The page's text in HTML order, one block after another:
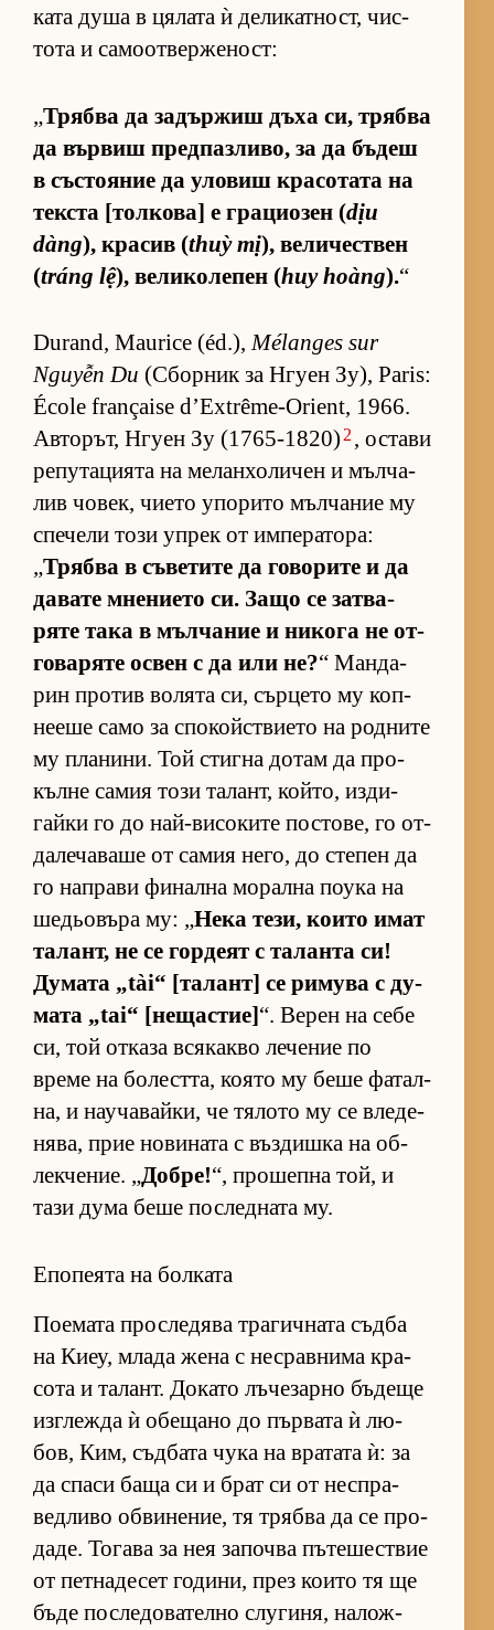
ката душа в ця­лата ѝ де­ли­кат­ност, чис­
тота и са­мо­от­вер­же­ност:
„Трябва да за­дър­жиш дъха си, трябва
да вър­виш пред­паз­ли­во, за да бъ­деш
в със­то­я­ние да уло­виш кра­со­тата на
тек­ста [тол­ко­ва] е гра­ци­о­зен (dịu
dàng), кра­сив (thuỳ mị), ве­ли­чес­т­вен
(tráng lệ), ве­ли­ко­ле­пен (huy hoàng).“
Durand, Maurice (éd.),Mélanges sur
Nguyễn Du (Сбор­ник за Нгуен Зу), Paris:
École française d’Extrême-Orient, 1966.
Ав­то­рът, Нгуен Зу (1765-1820) 2 , ос­тави
ре­пу­та­ци­ята на ме­лан­хо­ли­чен и мъл­ча­
лив чо­век, чи­ето упо­рито мъл­ча­ние му
спе­чели този уп­рек от им­пе­ра­то­ра:
„Трябва в съ­ве­тите да го­во­рите и да
да­вате мне­ни­ето си. Защо се зат­ва­
ряте така в мъл­ча­ние и ни­кога не от­
го­ва­ряте ос­вен с да или не?“ Ман­да­
рин про­тив во­лята си, сър­цето му коп­
не­еше само за спо­койс­т­ви­ето на род­ните
му пла­ни­ни. Той стигна до­там да про­
кълне са­мия този та­лант, кой­то, из­ди­
гайки го до най-ви­со­ките пос­то­ве, го от­
да­ле­ча­ваше от са­мия не­го, до сте­пен да
го нап­рави фи­нална мо­рална по­ука на
ше­дьо­въра му: „Нека те­зи, ко­ито имат
та­лант, не се гор­деят с та­ланта си!
Ду­мата „tài“ [та­лант] се ри­мува с ду­
мата „tai“ [не­щас­тие] “. Ве­рен на себе
си, той от­каза вся­какво ле­че­ние по
време на бо­лест­та, ко­ято му беше фа­тал­
на, и на­у­ча­вай­ки, че тя­лото му се вле­де­
ня­ва, прие но­ви­ната с въз­дишка на об­
лек­че­ние. „Добре!“, про­шепна той, и
тази дума беше пос­лед­ната му.
Епопеята на болката
По­е­мата прос­ле­дява тра­гич­ната съдба
на Ки­еу, млада жена с нес­рав­нима кра­
сота и та­лант. До­като лъ­че­зарно бъ­деще
из­г­лежда ѝ обе­щано до пър­вата ѝ лю­
бов, Ким, съд­бата чука на вра­тата ѝ: за
да спаси баща си и брат си от нес­п­ра­
вед­ливо об­ви­не­ние, тя трябва да се про­
да­де. То­гава за нея за­почва пъ­те­шес­т­вие
от пет­на­де­сет го­ди­ни, през ко­ито тя ще
бъде пос­ле­до­ва­телно слу­ги­ня, на­лож­